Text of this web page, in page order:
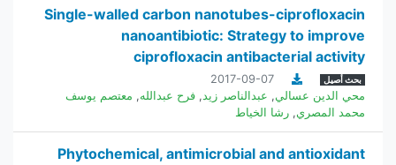
Single-walled carbon nanotubes-ciprofloxacin
nanoantibiotic: Strategy to improve
ciprofloxacin antibacterial activity
بحث أصيل
2017-09-07
محي الدين عسالي, عبدالناصر زيد, فرح عبدالله, معتصم يوسف
محمد المصري, رشا الخياط
Phytochemical, antimicrobial and antioxidant